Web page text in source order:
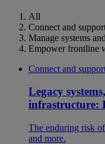
All
Connect and
Manage systems
Empower frontline
Connect and
Legacy
infrastructure:
The enduring risk
and more.